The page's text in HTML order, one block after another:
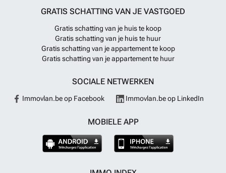
GRATIS SCHATTING VAN JE VASTGOED
Gratis schatting van je huis te koop
Gratis schatting van je huis te huur
Gratis schatting van je appartement te koop
Gratis schatting van je appartement te huur
SOCIALE NETWERKEN
Immovlan.be op Facebook Immovlan.be op LinkedIn
MOBIELE APP